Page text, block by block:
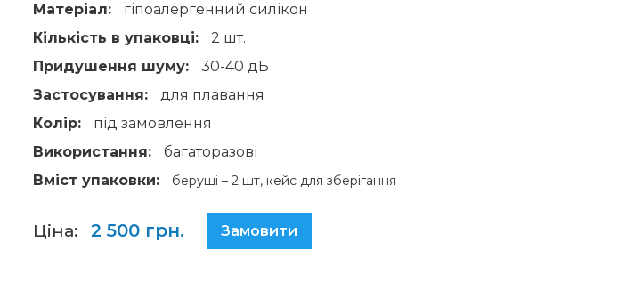
Матеріал:
гіпоалергенний силікон
Кількість в упаковці:
2 шт.
Придушення шуму:
30-40 дБ
Застосування:
для плавання
Колір:
під замовлення
Використання:
багаторазові
Вміст упаковки:
беруші – 2 шт, кейс для зберігання
Ціна: 2 500 грн. Замовити